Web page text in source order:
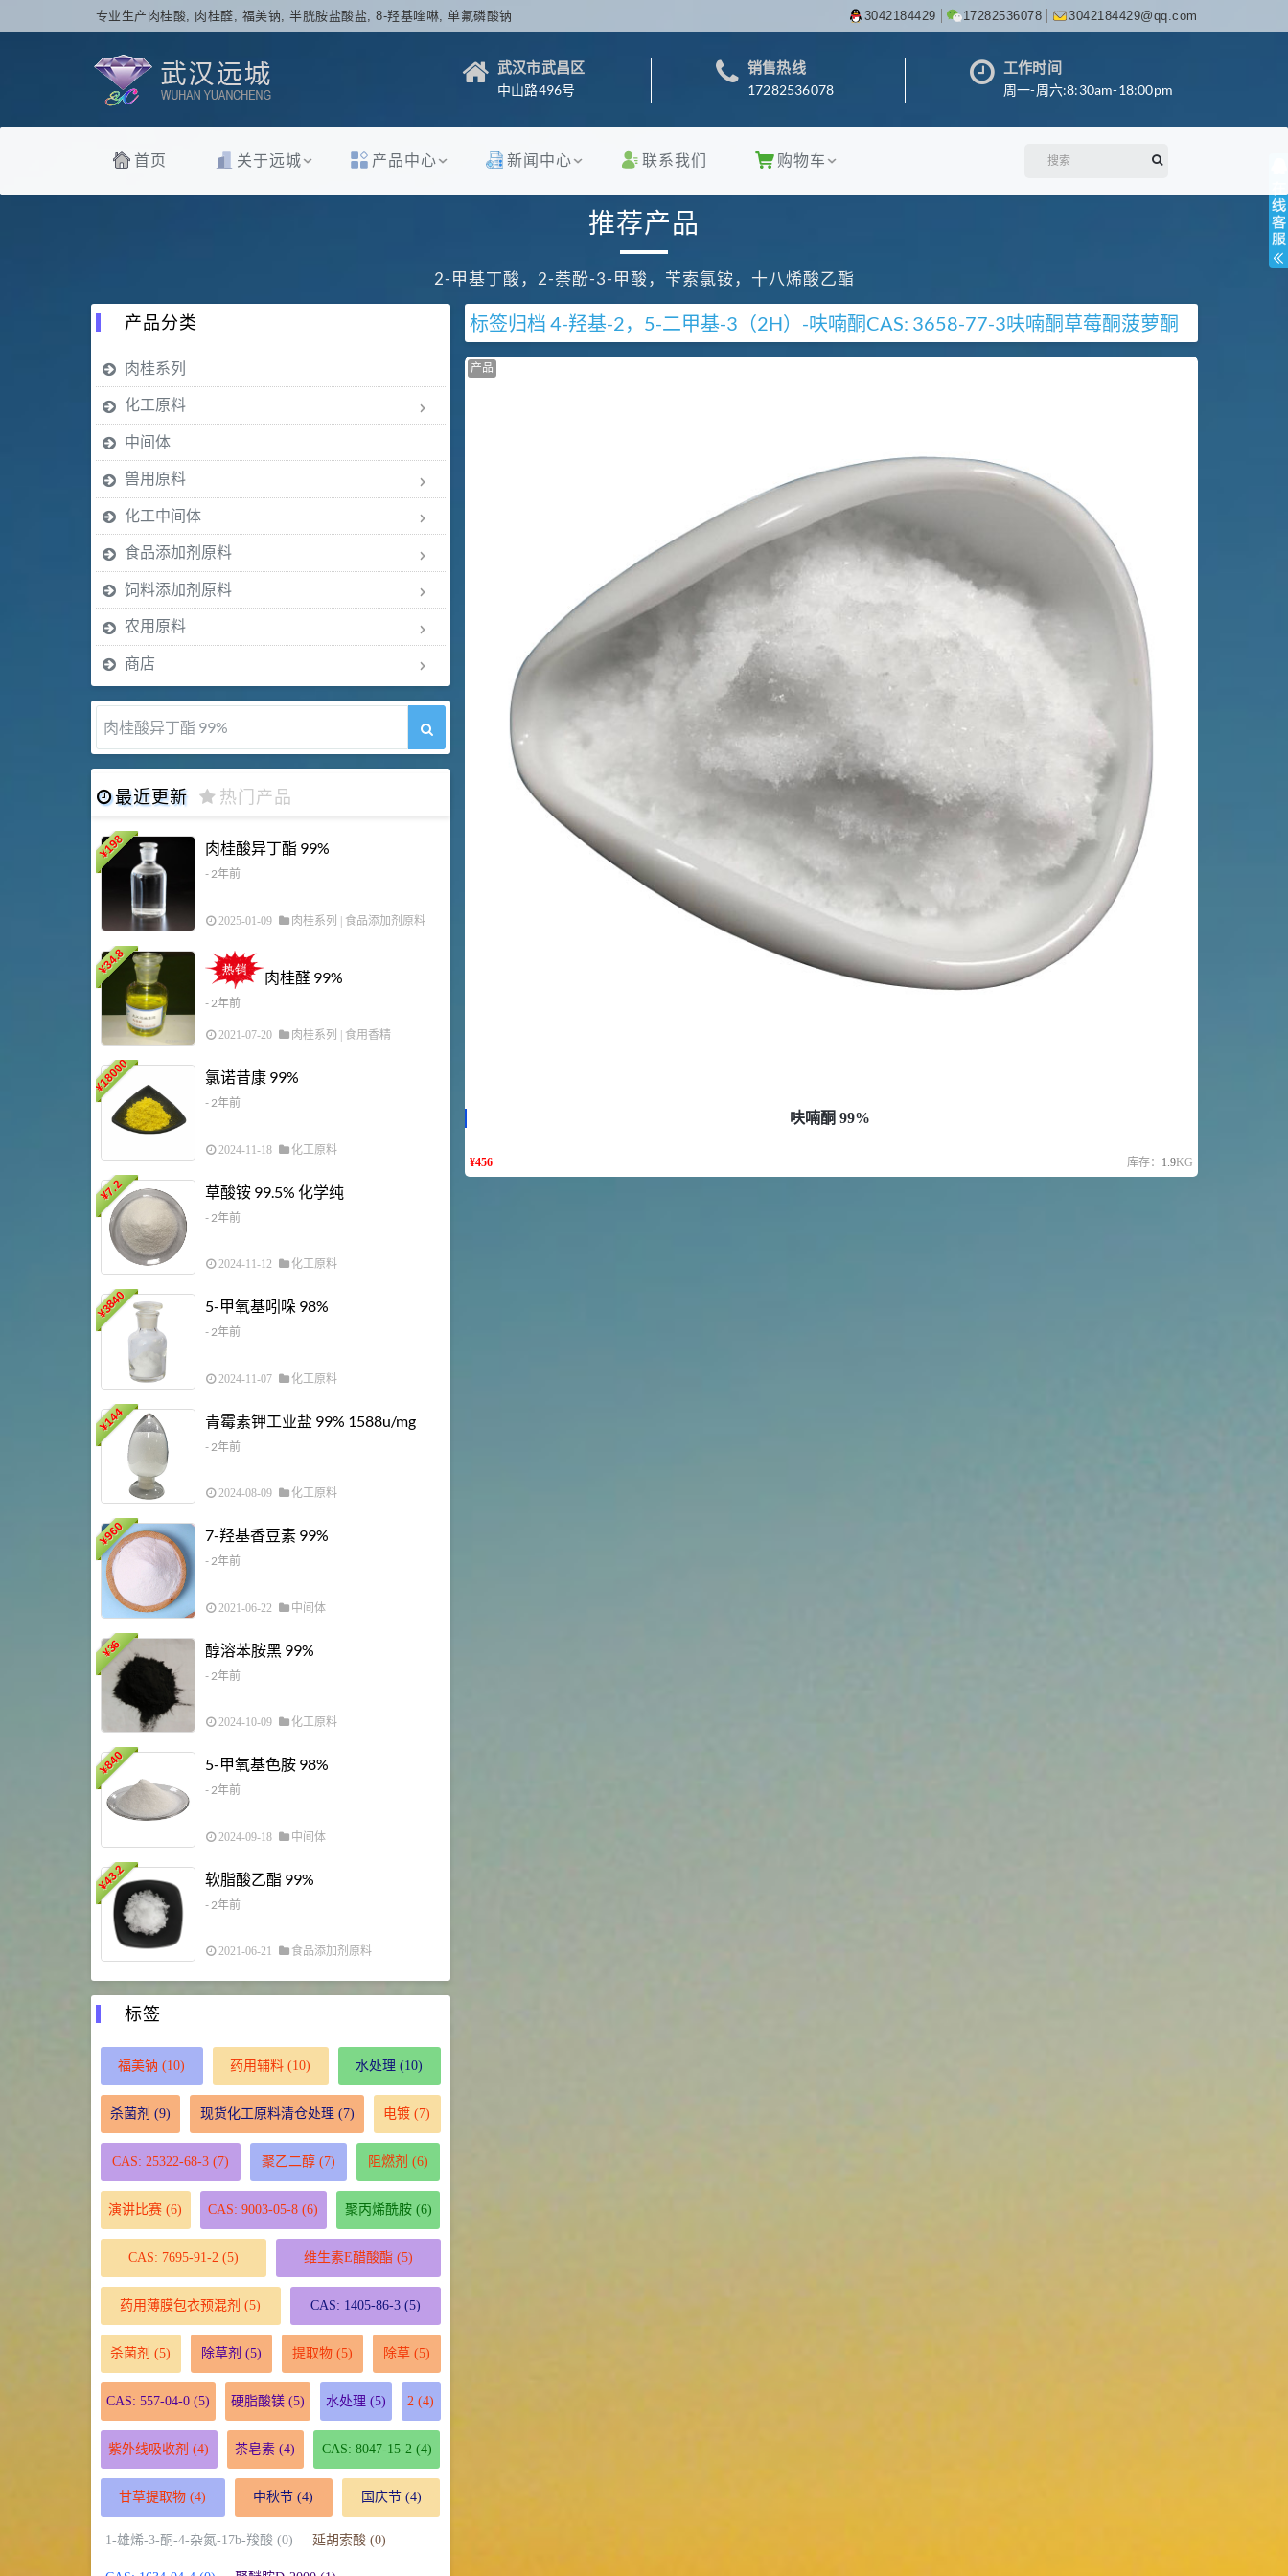
专业生产肉桂酸, 肉桂醛, 福美钠, 半胱胺盐酸盐, 8-羟基喹啉, 单氟磷酸钠 3042184429 17282536078 3042184429@qq.com
武汉市武昌区
中山路496号
销售热线
17282536078
工作时间
周一-周六:8:30am-18:00pm
首页 关于远城 产品中心 新闻中心 联系我们 购物车
推荐产品
2-甲基丁酸，2-萘酚-3-甲酸，苄索氯铵，十八烯酸乙酯
标签归档 4-羟基-2，5-二甲基-3（2H）-呋喃酮CAS: 3658-77-3呋喃酮草莓酮菠萝酮
产品
呋喃酮 99%
¥456 库存： 1.9KG
产品分类
肉桂系列
化工原料
中间体
兽用原料
化工中间体
食品添加剂原料
饲料添加剂原料
农用原料
商店
肉桂醛 99%
最近更新 热门产品
¥
198 肉桂酸异丁酯 99%
- 2年前
2025-01-09 肉桂系列 | 食品添加剂原料
¥
34.8
肉桂醛 99%
- 2年前
2021-07-20 肉桂系列 食用香精
¥
18000 氯诺昔康 99%
- 2年前
2024-11-18 化工原料
¥
7.2 草酸铵 99.5% 化学纯
- 2年前
2024-11-12 化工原料
¥
3840 5-甲氧基吲哚 98%
- 2年前
2024-11-07 化工原料
¥
144 青霉素钾工业盐 99% 1588u/mg
- 2年前
2024-08-09 化工原料
¥
960 7-羟基香豆素 99%
- 2年前
2021-06-22 中间体
¥
36 醇溶苯胺黑 99%
- 2年前
2024-10-09 化工原料
¥
840 5-甲氧基色胺 98%
- 2年前
2024-09-18 中间体
¥
43.2 软脂酸乙酯 99%
- 2年前
2021-06-21 食品添加剂原料
胍基乙酸 98%
浏览量 - 10w+
饲料添加剂原料
标签
福美钠 (10) 药用辅料 (10) 水处理 (10)
杀菌剂 (9) 现货化工原料清仓处理 (7) 电镀 (7)
CAS: 25322-68-3(7) 聚乙二醇(7) 阻燃剂 (6)
演讲比赛 (6) CAS: 9003-05-8 (6) 聚丙烯酰胺(6)
CAS: 7695-91-2(5) 维生素E醋酸酯(5)
药用薄膜包衣预混剂 (5) CAS: 1405-86-3(5)
杀菌剂 (5) 除草剂 (5) 提取物(5) 除草(5)
CAS: 557-04-0(5) 硬脂酸镁(5) 水处理 (5) 2 (4)
紫外线吸收剂 (4) 茶皂素 (4) CAS: 8047-15-2(4)
甘草提取物 (4) 中秋节 (4) 国庆节(4)
1-雄烯-3-酮-4-杂氮-17b-羧酸 (0) 延胡索酸 (0)